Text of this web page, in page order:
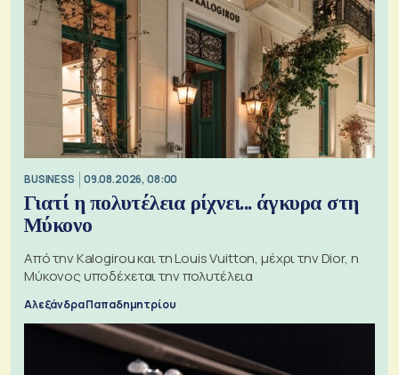
BUSINESS 09.08.2026, 08:00
Γιατί η πολυτέλεια ρίχνει... άγκυρα στη
Μύκονο
Από την Kalogirou και τη Louis Vuitton, μέχρι την Dior, η
Μύκονος υποδέχεται την πολυτέλεια
Αλεξάνδρα Παπαδημητρίου